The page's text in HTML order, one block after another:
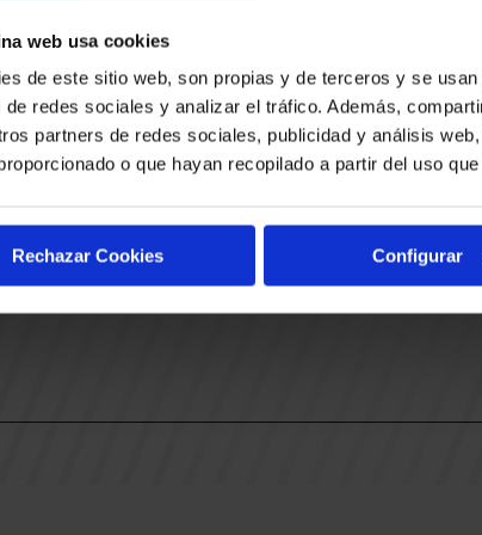
web usa cookies
de este sitio web, son propias y de terceros y se
de redes sociales y analizar el tráfico. Además,
partners de redes sociales, publicidad y análisis
o que hayan recopilado a partir del uso
Rechazar Cookies Configurar
sobre las actividades,
promociones del SASKI
BAKH
01013